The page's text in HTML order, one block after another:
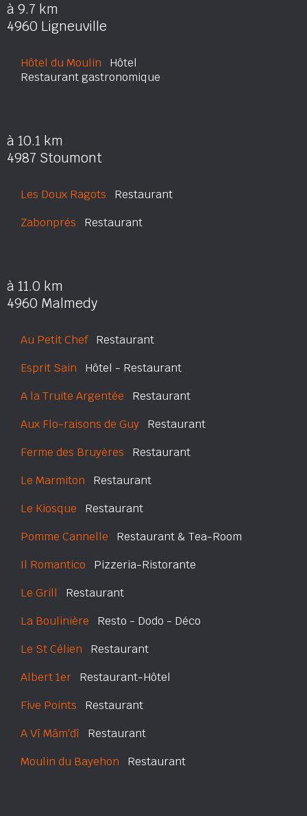
à 9.7 km
4960 Ligneuville
Hôtel du Moulin Hôtel
Restaurant gastronomique
à 10.1 km
4987 Stoumont
Les Doux Ragots Restaurant
Zabonprés Restaurant
à 11.0 km
4960 Malmedy
Au Petit ChefRestaurant
Esprit Sain Hôtel - Restaurant
A la Truite Argentée Restaurant
Aux Flo-raisons de Guy Restaurant
Ferme des Bruyères Restaurant
Le Marmiton Restaurant
Le Kiosque Restaurant
Pomme Cannelle Restaurant & Tea-Room
Il Romantico Pizzeria-Ristorante
Le Grill Restaurant
La Boulinière Resto - Dodo - Déco
Le St Célien Restaurant
Albert 1er Restaurant-Hôtel
Five Points Restaurant
A Vî Mâm'dî Restaurant
Moulin du Bayehon Restaurant